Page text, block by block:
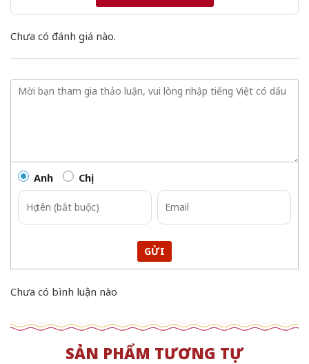
Chưa có đánh giá nào.
Anh Chị
GỬI
Chưa có bình luận nào
SẢN PHẨM TƯƠNG TỰ